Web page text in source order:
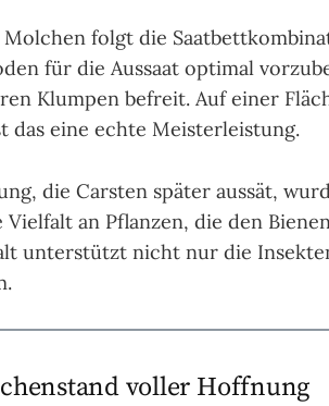
Molchen folgt die
für die Aussaat optimal
Klumpen befreit. Auf einer
das eine echte Meisterleistung.
die Carsten später aussät,
Vielfalt an Pflanzen, die den
unterstützt nicht nur die
voller Hoffnung